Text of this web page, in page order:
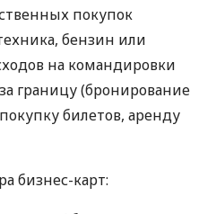
покупок
бензин или
на командировки
границу (бронирование
билетов, аренду
бизнес-карт: